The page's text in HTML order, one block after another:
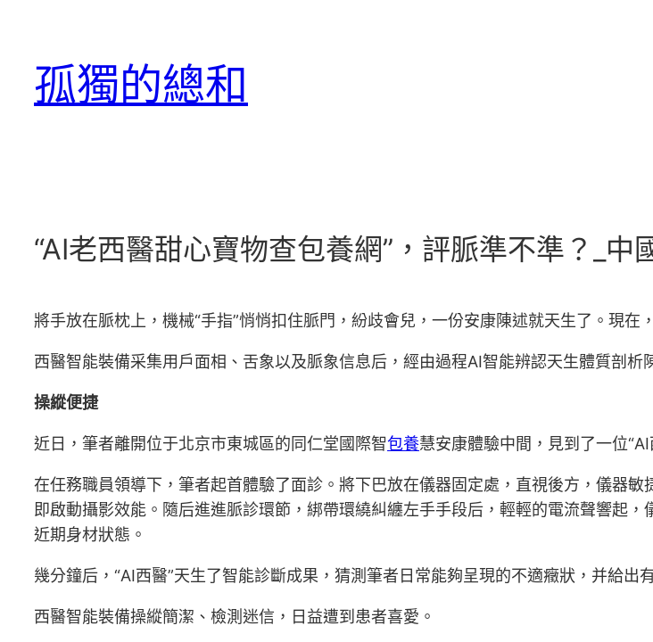
孤獨的總和
“AI老西醫甜心寶物查包養網”，評脈準不準？_中
將手放在脈枕上，機械“手指”悄悄扣住脈門，紛歧會兒，一份安康陳述就天生了。現在
西醫智能裝備采集用戶面相、舌象以及脈象信息后，經由過程AI智能辨認天生體質剖析
操縱便捷
近日，筆者離開位于北京市東城區的同仁堂國際智包養慧安康體驗中間，見到了一位
在任務職員領導下，筆者起首體驗了面診。將下巴放在儀器固定處，直視後方，儀器
即啟動攝影效能。隨后進進脈診環節，綁帶環繞糾纏左手手段后，輕輕的電流聲響起
近期身材狀態。
幾分鐘后，“AI西醫”天生了智能診斷成果，猜測筆者日常能夠呈現的不適癥狀，并給出
西醫智能裝備操縱簡潔、檢測迷信，日益遭到患者喜愛。